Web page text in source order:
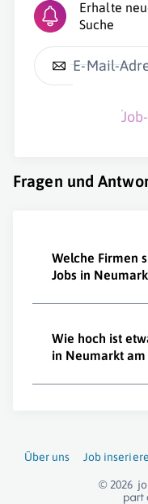
Erhalte
Suche
E-Mail-
Fragen und
Welche Firmen
Jobs in
Wie hoch ist
in Neumarkt am
Über uns Job
© 2026